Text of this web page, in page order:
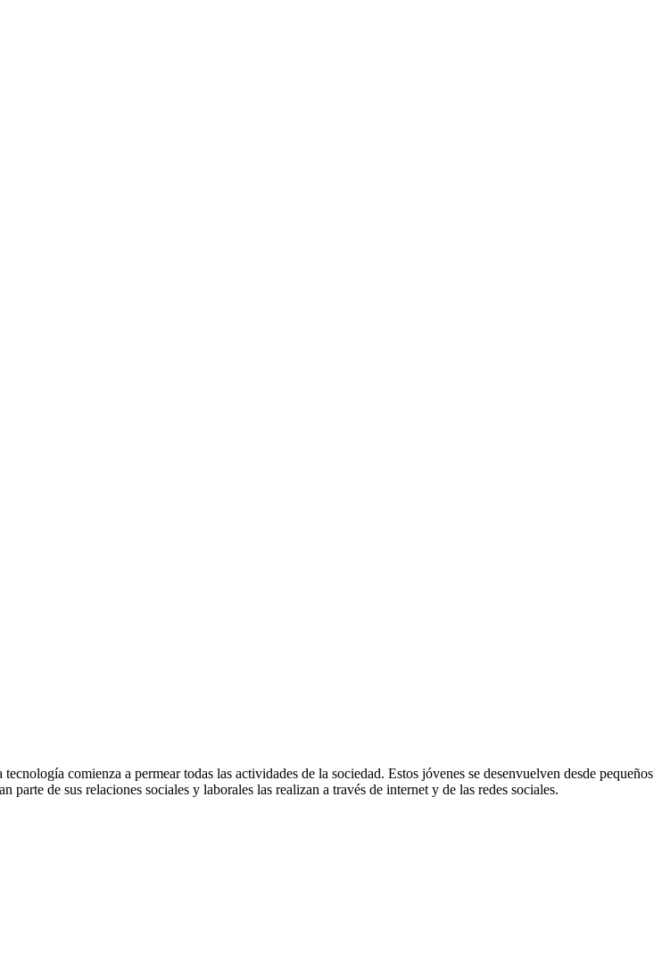
comienza a permear todas las actividades de la sociedad. Estos jóvenes se desenvuelven desde pequeños
de sus relaciones sociales y laborales las realizan a través de internet y de las redes sociales.